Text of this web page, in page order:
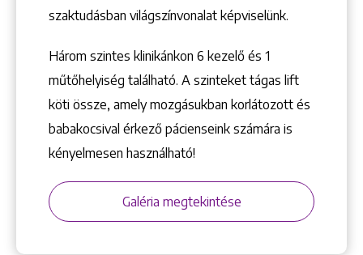
+36 1 222 7250
+36 1 222 9150
1148 Budapest, Örs vezér tere 2.
szaktudásban világszínvonalat képviselünk.
Három szintes klinikánkon 6 kezelő ­és 1
műtőhelyiség található. A szinteket tágas lift
köti össze, amely mozgásukban korlátozott és
babakocsival érkező pácienseink számára is
kényelmesen használható!
Galéria megtekintése